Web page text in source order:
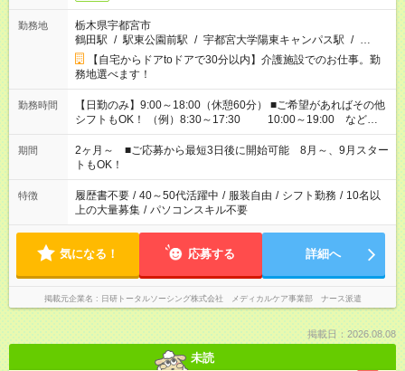
勤務地
栃木県宇都宮市
鶴田駅 / 駅東公園前駅 / 宇都宮大学陽東キャンパス駅 / …
【自宅からドアtoドアで30分以内】介護施設でのお仕事。勤
務地選べます！
勤務時間
【日勤のみ】9:00～18:00（休憩60分） ■ご希望があればその他
シフトもOK！ （例）8:30～17:30 10:00～19:00 など
「家族とお休みを合わせたい」 「余裕を持って夕飯の準備がし
たい」 「できれば残業はしたくない」 など、ご希望があれば教
えてくださいね。 ※Wワーク希望の方へ 今ご覧のお仕事で希望
する勤務時間と、もう1つのお仕事の勤務時間。 合計で週40時
間を超える場合は応募できません
期間
2ヶ月～ ■ご応募から最短3日後に開始可能 8月～、9月スター
トもOK！
特徴 履歴書不要 / 40～50代活躍中 / 服装自由 / シフト勤務 / 10名以
上の大量募集 / パソコンスキル不要
気になる！ 応募する 詳細へ
掲載元企業名 日研トータルソーシング株式会社 メディカルケア事業部 ナース派遣
掲載日：2026.08.08
未読